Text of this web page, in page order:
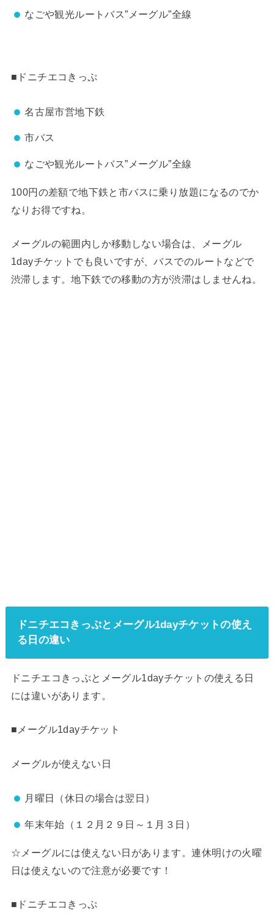
なごや観光ルートバス”メーグル”全線
■ドニチエコきっぷ
名古屋市営地下鉄
市バス
なごや観光ルートバス”メーグル”全線
100円の差額で地下鉄と市バスに乗り放題になるのでか
なりお得ですね。
メーグルの範囲内しか移動しない場合は、メーグル
1dayチケットでも良いですが、バスでのルートなどで
渋滞します。地下鉄での移動の方が渋滞はしませんね。
ドニチエコきっぷとメーグル1dayチケットの使え
る日の違い
ドニチエコきっぷとメーグル1dayチケットの使える日
には違いがあります。
■メーグル1dayチケット
メーグルが使えない日
月曜日（休日の場合は翌日）
年末年始（１２月２９日～１月３日）
☆メーグルには使えない日があります。連休明けの火曜
日は使えないので注意が必要です！
■ドニチエコきっぷ